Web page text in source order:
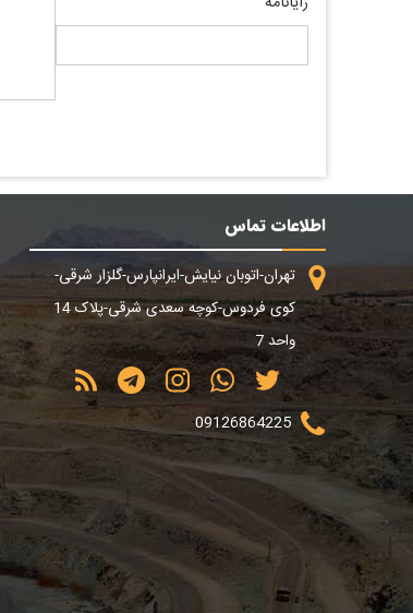
اطلاعات تماس
تهران-اتوبان نیایش-ایرانپارس-گلزار شرقی-
کوی فردوس-کوچه سعدی شرقی-پلاک 14
واحد 7
09126864225